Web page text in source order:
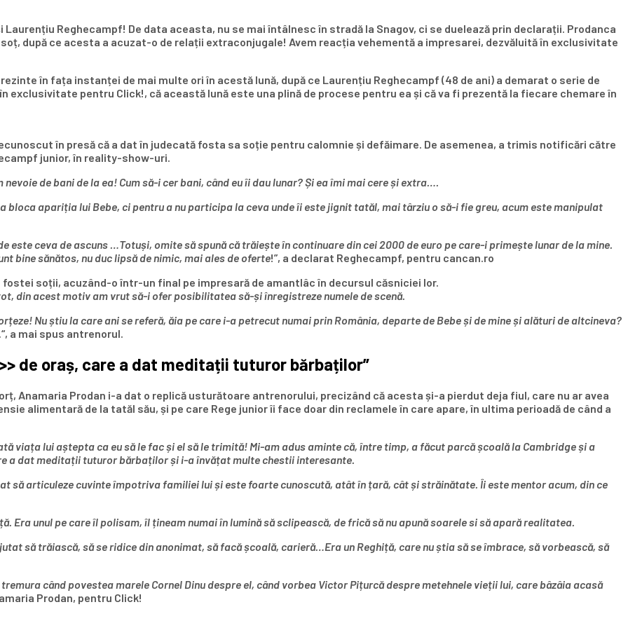
Laurențiu Reghecampf! De data aceasta, nu se mai întâlnesc în stradă la Snagov, ci se duelează prin declarații. Prodanca
după ce acesta a acuzat-o de relații extraconjugale! Avem reacția vehementă a impresarei, dezvăluită în exclusivitate
în fața instanței de mai multe ori în acestă lună, după ce Laurențiu Reghecampf (48 de ani) a demarat o serie de
exclusivitate pentru Click!, că această lună este una plină de procese pentru ea și că va fi prezentă la fiecare chemare în
în presă că a dat în judecată fosta sa soție pentru calomnie și defăimare. De asemenea, a trimis notificări către
junior, în reality-show-uri.
de bani de la ea! Cum să-i cer bani, când eu îi dau lunar? Și ea îmi mai cere și extra….
bloca apariția lui Bebe, ci pentru a nu participa la ceva unde îi este jignit tatăl, mai târziu o să-i fie greu, acum este manipulat
este ceva de ascuns …Totuși, omite să spună că trăiește în continuare din cei 2000 de euro pe care-i primește lunar de la mine.
bine sănătos, nu duc lipsă de nimic, mai ales de oferte!”, a declarat Reghecampf, pentru cancan.ro
soții, acuzând-o într-un final pe impresară de amantlâc în decursul căsniciei lor.
din acest motiv am vrut să-i ofer posibilitatea să-și înregistreze numele de scenă.
Nu știu la care ani se referă, ăia pe care i-a petrecut numai prin România, departe de Bebe și de mine și alături de altcineva?
a mai spus antrenorul.
de oraș, care a dat meditații tuturor bărbaților”
Anamaria Prodan i-a dat o replică usturătoare antrenorului, precizând că acesta și-a pierdut deja fiul, care nu ar avea
alimentară de la tatăl său, și pe care Rege junior îi face doar din reclamele în care apare, în ultima perioadă de când a
viața lui aștepta ca eu să le fac și el să le trimită! Mi-am adus aminte că, între timp, a făcut parcă școală la Cambridge și a
a dat meditații tuturor bărbaților și i-a învățat multe chestii interesante.
să articuleze cuvinte împotriva familiei lui și este foarte cunoscută, atât în țară, cât și străinătate. Îi este mentor acum, din ce
unul pe care îl polisam, îl țineam numai în lumină să sclipească, de frică să nu apună soarele si să apară realitatea.
să trăiască, să se ridice din anonimat, să facă școală, carieră…Era un Reghiță, care nu știa să se îmbrace, să vorbească, să
când povestea marele Cornel Dinu despre el, când vorbea Victor Pițurcă despre metehnele vieții lui, care bâzâia acasă
Prodan, pentru Click!